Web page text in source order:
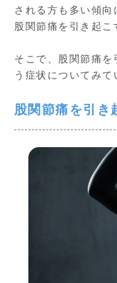
される方も多い傾
股関節痛を引き起こ
そこで、股関節痛
う症状についてみて
股関節痛を引き